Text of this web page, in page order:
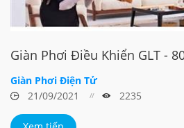
Giàn Phơi Điều Khiển GLT -
Giàn Phơi Điện Tử
21/09/2021
2235